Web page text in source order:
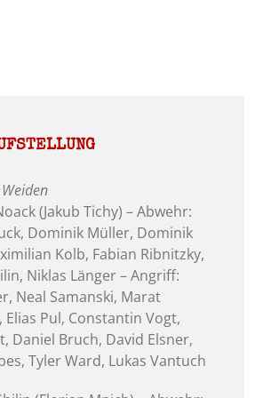
(Jakub Tichy) – Abwehr:
Dominik Müller, Dominik
Kolb, Fabian Ribnitzky,
Niklas Länger – Angriff:
Neal Samanski, Marat
Elias Pul, Constantin Vogt,
Daniel Bruch, David Elsner,
Tyler Ward, Lukas Vantuch